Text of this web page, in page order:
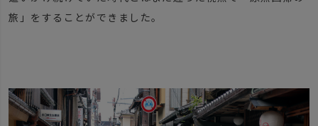
旅」をすることができました。